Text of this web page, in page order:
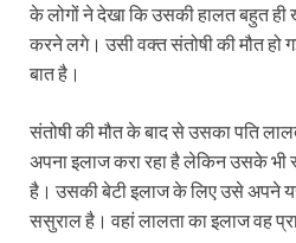
के लोगों ने देखा कि उसकी हालत बहुत ही
करने लगे। उसी वक्‍त संतोषी की मौत हो
बात है।
संतोषी की मौत के बाद से उसका पति
अपना इलाज करा रहा है लेकिन उसके भी
है। उसकी बेटी इलाज के लिए उसे अपने
ससुराल है। वहां लालता का इलाज वह